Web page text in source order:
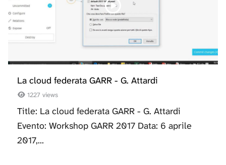
La cloud federata GARR - G. Attardi
1227 views
Title: La cloud federata GARR - G. Attardi
Evento: Workshop GARR 2017 Data: 6 aprile
2017,...